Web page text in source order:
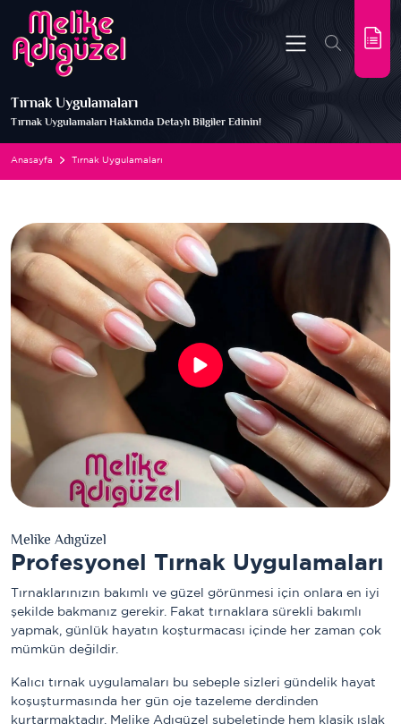
Tırnak Uygulamaları
Tırnak Uygulamaları Hakkında Detaylı Bilgiler Edinin!
Anasayfa Tırnak Uygulamaları
Melike Adıgüzel
Profesyonel Tırnak Uygulamaları
Tırnaklarınızın bakımlı ve güzel görünmesi için onlara en iyi
şekilde bakmanız gerekir. Fakat tırnaklara sürekli bakımlı
yapmak, günlük hayatın koşturmacası içinde her zaman çok
mümkün değildir.
Kalıcı tırnak uygulamaları bu sebeple sizleri gündelik hayat
koşuşturmasında her gün oje tazeleme derdinden
kurtarmaktadır. Melike Adıgüzel şubeletinde hem klasik ıslak